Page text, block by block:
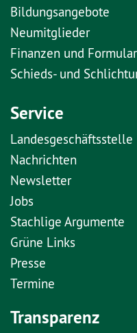
Bildungsangebote
Neumitglieder
Finanzen und
Schieds- und
Service
Landesgeschäftsstelle
Nachrichten
Newsletter
Jobs
Stachlige Argumente
Grüne Links
Presse
Termine
Transparenz